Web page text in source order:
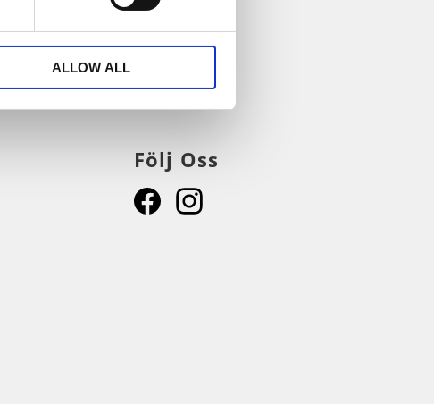
ALLOW ALL
PRENUMERERA
Följ Oss